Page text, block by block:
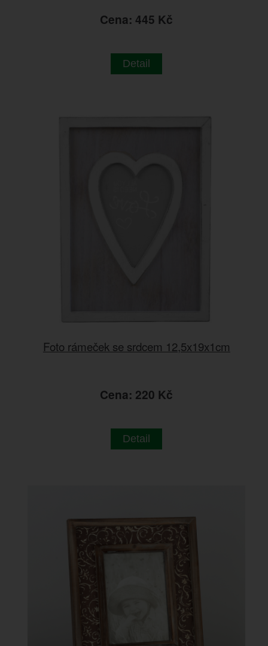
Cena: 445 Kč
Detail
Foto rámeček se srdcem 12,5x19x1cm
Cena: 220 Kč
Detail